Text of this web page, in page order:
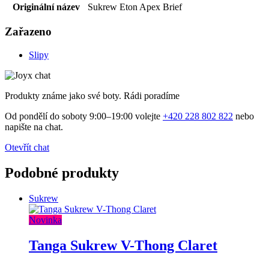
Originální název
Sukrew Eton Apex Brief
Zařazeno
Slipy
Produkty známe jako své boty. Rádi poradíme
Od pondělí do soboty 9:00–19:00 volejte +420 228 802 822 nebo
napište na chat.
Otevřít chat
Podobné produkty
Sukrew
Novinka
Tanga Sukrew V-Thong Claret